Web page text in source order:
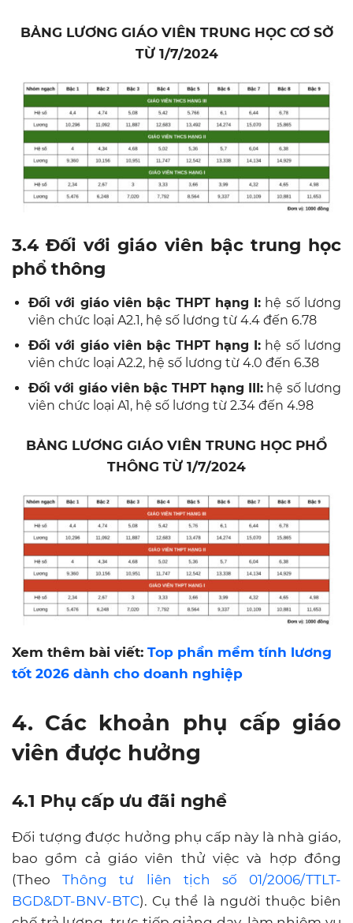
BẢNG LƯƠNG GIÁO VIÊN TRUNG HỌC CƠ SỞ
TỪ 1/7/2024
3.4 Đối với giáo viên bậc trung học
phổ thông
Đối với giáo viên bậc THPT hạng I: hệ số lương
viên chức loại A2.1, hệ số lương từ 4.4 đến 6.78
Đối với giáo viên bậc THPT hạng I: hệ số lương
viên chức loại A2.2, hệ số lương từ 4.0 đến 6.38
Đối với giáo viên bậc THPT hạng III: hệ số lương
viên chức loại A1, hệ số lương từ 2.34 đến 4.98
BẢNG LƯƠNG GIÁO VIÊN TRUNG HỌC PHỔ
THÔNG TỪ 1/7/2024
Xem thêm bài viết: Top phần mềm tính lương
tốt 2026 dành cho doanh nghiệp
4. Các khoản phụ cấp giáo
viên được hưởng
4.1 Phụ cấp ưu đãi nghề
Đối tượng được hưởng phụ cấp này là nhà giáo,
bao gồm cả giáo viên thử việc và hợp đồng
(TheoThông tư liên tịch số 01/2006/TTLT-
BGD&DT-BNV-BTC). Cụ thể là người thuộc biên